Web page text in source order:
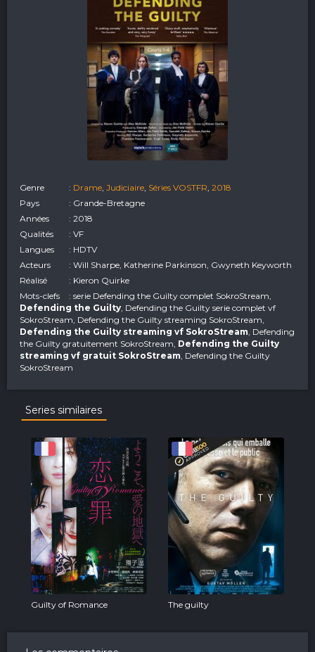
Genre : Drame, Judiciaire, Séries VOSTFR, 2018
Pays
: Grande-Bretagne
Années
: 2018
Qualités
: VF
Langues
: HDTV
Acteurs
: Will Sharpe, Katherine Parkinson, Gwyneth Keyworth
Réalisé
: Kieron Quirke
Mots-clefs
: serie Defending the Guilty complet SokroStream,
Defending the Guilty, Defending the Guilty serie complet vf
SokroStream, Defending the Guilty streaming SokroStream,
Defending the Guilty streaming vf SokroStream, Defending
the Guilty gratuitement SokroStream, Defending the Guilty
streaming vf gratuit SokroStream, Defending the Guilty
SokroStream
Series similaires
Guilty of Romance The guilty